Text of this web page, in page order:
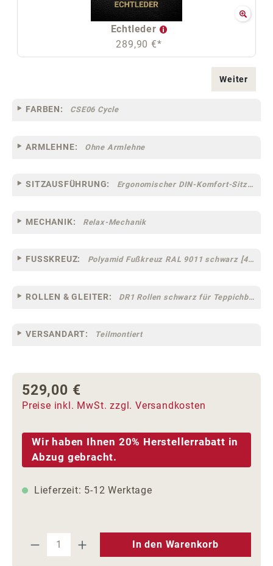
Echtleder
289,90 €*
Weiter
FARBEN: CSE06 Cycle
ARMLEHNE: Ohne Armlehne
SITZAUSFÜHRUNG: Ergonomischer DIN-Komfort-Sitz [75]
MECHANIK: Relax-Mechanik
FUSSKREUZ: Polyamid Fußkreuz RAL 9011 schwarz [44]
ROLLEN & GLEITER: DR1 Rollen schwarz für Teppichböden [10]
VERSANDART: Teilmontiert
Regulärer Preis:
529,00 €
Preise inkl. MwSt. zzgl. Versandkosten
Wir haben Ihnen 20% Herstellerrabatt in
Abzug gebracht.
Lieferzeit: 5-12 Werktage
Produkt Anzahl: Gib den
In den Warenkorb